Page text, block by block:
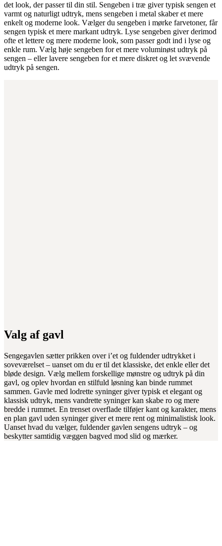
det look, der passer til din stil. Sengeben i træ giver typisk sengen et
varmt og naturligt udtryk, mens sengeben i metal skaber et mere
enkelt og moderne look. Vælger du sengeben i mørke farvetoner, får
sengen typisk et mere markant udtryk. Lyse sengeben giver derimod
ofte et lettere og mere moderne look, som passer godt ind i lyse og
enkle rum. Vælg høje sengeben for et mere voluminøst udtryk på
sengen – eller lavere sengeben for et mere diskret og let svævende
udtryk på sengen.
Valg af gavl
Sengegavlen sætter prikken over i’et og fuldender udtrykket i
soveværelset – uanset om du er til det klassiske, det enkle eller det
bløde design. Vælg mellem forskellige mønstre og udtryk på din
gavl, og oplev hvordan en stilfuld løsning kan binde rummet
sammen. Gavle med lodrette syninger giver typisk et elegant og
klassisk udtryk, mens vandrette syninger kan skabe ro og mere
bredde i rummet. En trenset overflade tilføjer kant og karakter, mens
en plan gavl uden syninger giver et mere rent og minimalistisk look.
Uanset hvad du vælger, fuldender gavlen sengens udtryk – og
beskytter samtidig væggen bagved mod slid og mærker.